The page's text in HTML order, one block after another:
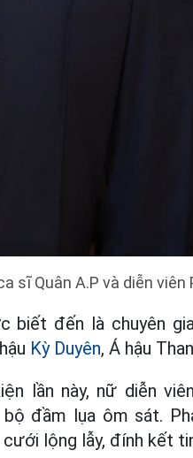
sĩ Quân A.P và diễn
biết đến là chuyên
Kỳ Duyên, Á hậu
lần này, nữ diễn
đầm lụa ôm sát.
cưới lộng lẫy, đính kết